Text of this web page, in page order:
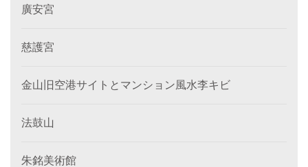
廣安宮
慈護宮
金山旧空港サイトとマンション風水李キビ
法鼓山
朱銘美術館